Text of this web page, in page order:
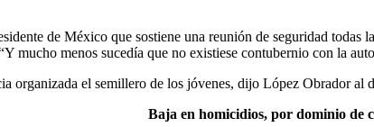
de México que sostiene una reunión de seguridad
mucho menos sucedía que no existiese contubernio con la
organizada el semillero de los jóvenes, dijo López Obrador al
Baja en homicidios, por dominio de